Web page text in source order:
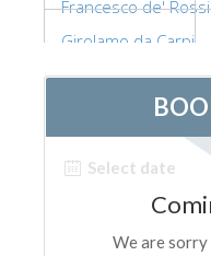
Francesco de' Rossi
Girolamo da Carpi